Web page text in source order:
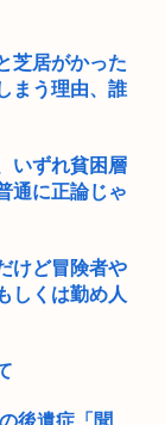
芝居がかった
まう理由、誰
いずれ貧困層
通に正論じゃ
けど冒険者や
しくは勤め人
後遺症「聞